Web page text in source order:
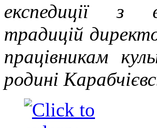
експедиції з
традицій
працівникам
родині